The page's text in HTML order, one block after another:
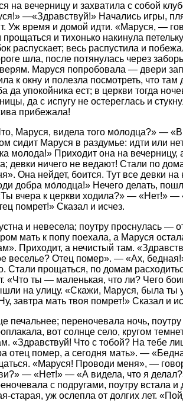
на вечерницу и захватила с собой
—«Здравствуй!» Начались игры,
Уж время и домой идти. «Маруся, —
и тихонько накинула
распускает; весь распустила и
шла, после потянулась через
Маруся попробовала — двери
к окну и полезла посмотреть, что
да упокойника ест; в церкви тогда
да с испугу не остереглась и
прибежала!
Маруся, видела того мо́лодца?» —
сидит Маруся в раздумье: идти или
молода!» Приходит она на вечерницу,
девки ничего не ведают! Стали по
Она нейдет, боится. Тут все девки на
добра мо́лодца!» Нечего делать,
вчера к церкви ходила?» — «Нет!»
помрет!» Сказал и исчез.
и невесела; поутру проснулась —
мать к попу поехала, а Маруся
Приходит, а нечистый там.
веселье? Отец помер». — «Ах,
Стали прощаться, по домам
«Что ты — маленькая, что ли? Чего
на улицу. «Скажи, Маруся, была
завтра мать твоя помрет!» Сказал и
печальнее; переночевала ночь,
вот солнце село, кругом
«Здравствуй! Что с тобой? На тебе
отец помер, а сегодня мать». —
«Маруся! Проводи меня», —
— «Нет!» — «А видела, что я
с подругами, поутру встала и
старая, уж ослепла от долгих лет.